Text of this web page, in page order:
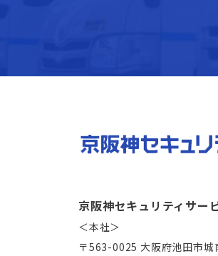
京阪神セキュリティサー
＜本社＞
〒563-0025 大阪府池田市城